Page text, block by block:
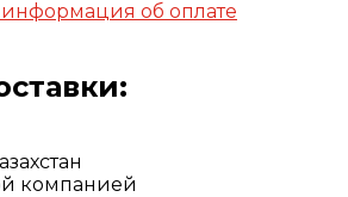
об оплате
компанией